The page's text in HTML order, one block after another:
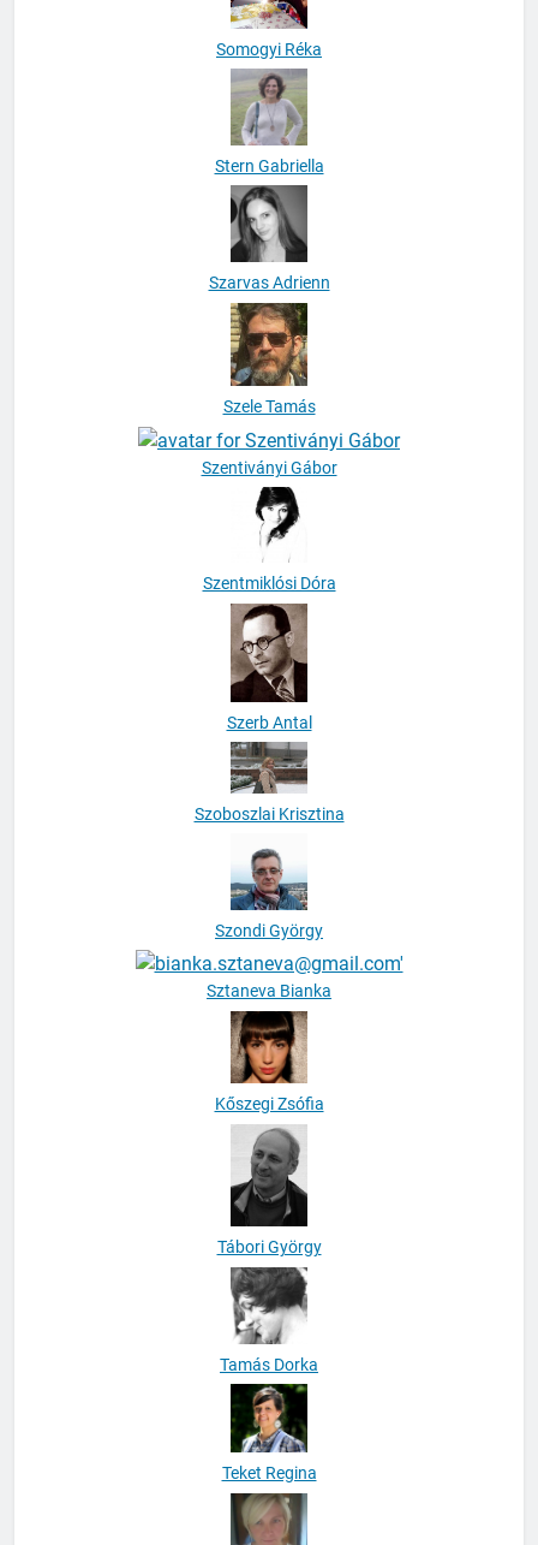
Somogyi Réka
Stern Gabriella
Szarvas Adrienn
Szele Tamás
Szentiványi Gábor
Szentmiklósi Dóra
Szerb Antal
Szoboszlai Krisztina
Szondi György
Sztaneva Bianka
Kőszegi Zsófia
Tábori György
Tamás Dorka
Teket Regina